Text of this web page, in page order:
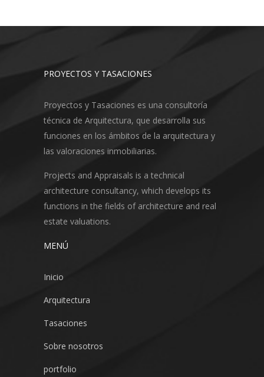
PROYECTOS Y TASACIONES
Proyectos y Tasaciones es una consultoría
técnica de Arquitectura, que desarrolla sus
funciones en los ámbitos de la arquitectura y
las valoraciones inmobiliarias.
Projects and Appraisals is a technical
architecture consultancy, which develops its
functions in the fields of architecture and real
estate valuations.
MENÚ
Inicio
Arquitectura
Tasaciones
Sobre nosotros
portfolio